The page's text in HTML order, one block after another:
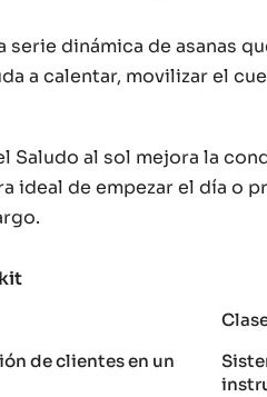
serie dinámica de asanas
a calentar, movilizar el
Saludo al sol mejora la
ideal de empezar el día o
de clientes en un